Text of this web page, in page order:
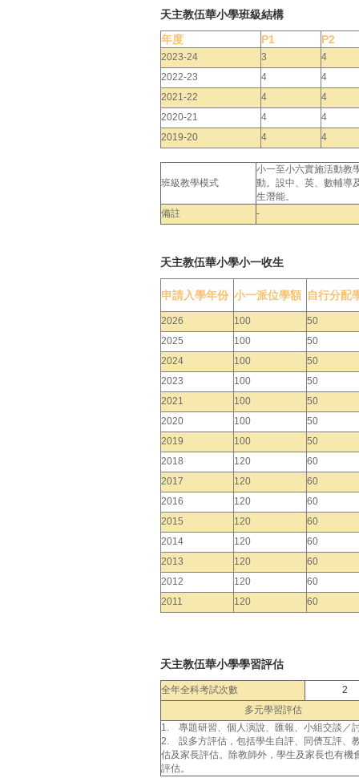
天主教伍華小學班級結構
年度
P1 P2
2023-24 3
4
2022-23
4
4
2021-22
4
4
2020-21
4
4
2019-20
4 4
班級教學模式
小一至小六實施活動教
動。設中、英、數輔導
生潛能。
備註
-
天主教伍華小學小一收生
申請入學年份 小一派位學額 自行分配
2026 100
50
2025
100
50
2024
100
50
2023
100
50
2021
100
50
2020
100
50
2019
100
50
2018
120
60
2017
120
60
2016
120
60
2015
120
60
2014
120
60
2013
120
60
2012
120
60
2011
120 60
天主教伍華小學學習評估
全年全科考試次數
2
多元學習評估
1. 專題研習、個人演說、匯報、小組交談／
2. 設多方評估，包括學生自評、同儕互評、
估及家長評估。除教師外，學生及家長也有機
評估。